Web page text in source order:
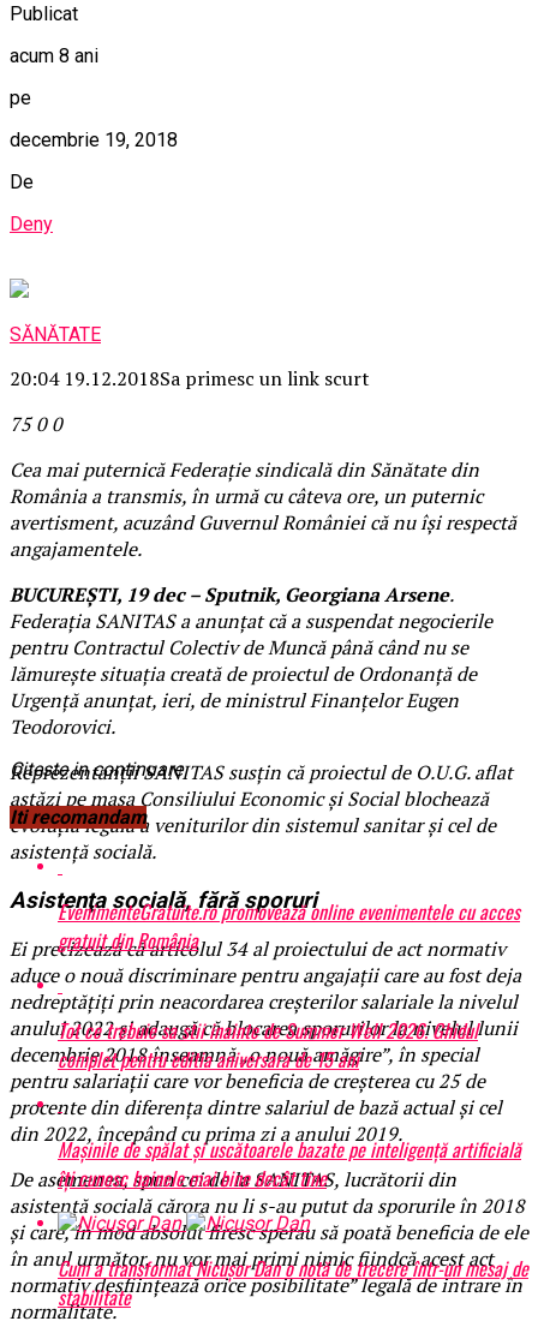
Publicat
acum 8 ani
pe
decembrie 19, 2018
De
Deny
SĂNĂTATE
20:04 19.12.2018Sa primesc un link scurt
7500
Cea mai puternică Federaţie sindicală din Sănătate din
România a transmis, în urmă cu câteva ore, un puternic
avertisment, acuzând Guvernul României că nu îşi respectă
angajamentele.
BUCUREŞTI, 19 dec – Sputnik, Georgiana Arsene.
Federaţia SANITAS a anunţat că a suspendat negocierile
pentru Contractul Colectiv de Muncă până când nu se
lămureşte situaţia creată de proiectul de Ordonanţă de
Urgenţă anunţat, ieri, de ministrul Finanţelor Eugen
Teodorovici.
Reprezentanţii SANITAS susţin că proiectul de O.U.G. aflat
astăzi pe masa Consiliului Economic şi Social blochează
evoluția legală a veniturilor din sistemul sanitar și cel de
asistență socială.
Asistenţa socială, fără sporuri
Ei precizează că articolul 34 al proiectului de act normativ
aduce o nouă discriminare pentru angajaţii care au fost deja
nedreptăţiţi prin neacordarea creşterilor salariale la nivelul
anului 2022 şi adaugă că blocarea sporurilor la nivelul lunii
decembrie 2018 înseamnă „o nouă amăgire”, în special
pentru salariaţii care vor beneficia de creşterea cu 25 de
procente din diferenţa dintre salariul de bază actual şi cel
din 2022, începând cu prima zi a anului 2019.
De asemenea, spun cei de la SANITAS, lucrătorii din
asistenţă socială cărora nu li s-au putut da sporurile în 2018
şi care, în mod absolut firesc sperau să poată beneficia de ele
în anul următor, nu vor mai primi nimic fiindcă acest act
normativ desfiinţează orice posibilitate” legală de intrare în
normalitate.
Citeste in continuare
Iti recomandam
EvenimenteGratuite.ro promovează online evenimentele cu acces
gratuit din România
Tot ce trebuie sa stii inainte de Summer Well 2026. Ghidul
complet pentru editia aniversara de 15 ani
Mașinile de spălat și uscătoarele bazate pe inteligență artificială
îți cunosc hainele mai bine decât tine
Cum a transformat Nicușor Dan o notă de trecere într-un mesaj de
stabilitate